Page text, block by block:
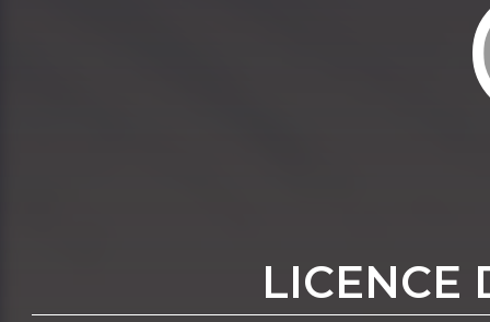
LICENCE